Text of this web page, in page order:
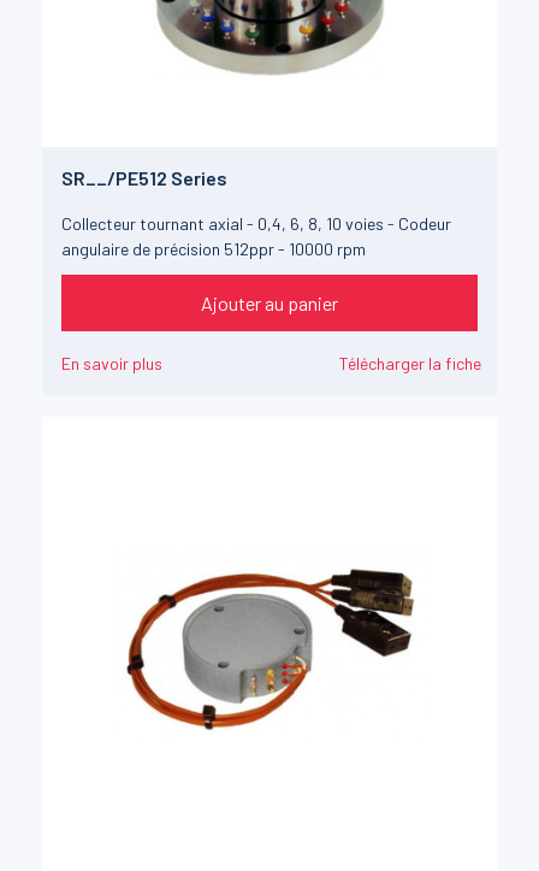
SR__/PE512 Series
Collecteur tournant axial - 0,4, 6, 8, 10 voies - Codeur
angulaire de précision 512ppr - 10000 rpm
Ajouter au panier
En savoir plus Télécharger la fiche